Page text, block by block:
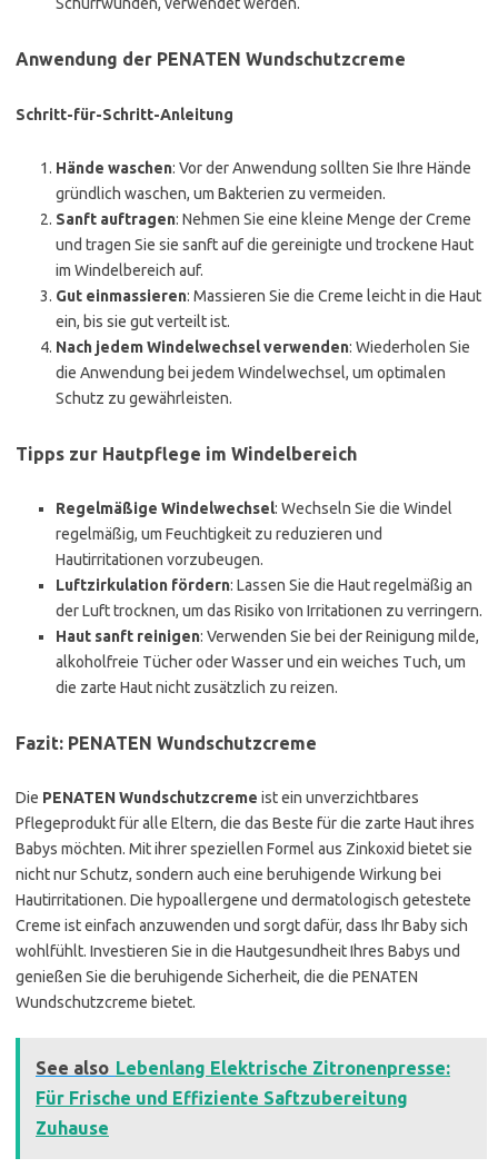
Anwendung der PENATEN Wundschutzcreme
Schritt-für-Schritt-Anleitung
Hände waschen: Vor der Anwendung sollten Sie Ihre Hände
gründlich waschen, um Bakterien zu vermeiden.
Sanft auftragen: Nehmen Sie eine kleine Menge der Creme
und tragen Sie sie sanft auf die gereinigte und trockene Haut
im Windelbereich auf.
Gut einmassieren: Massieren Sie die Creme leicht in die Haut
ein, bis sie gut verteilt ist.
Nach jedem Windelwechsel verwenden: Wiederholen Sie
die Anwendung bei jedem Windelwechsel, um optimalen
Schutz zu gewährleisten.
Tipps zur Hautpflege im Windelbereich
Regelmäßige Windelwechsel: Wechseln Sie die Windel
regelmäßig, um Feuchtigkeit zu reduzieren und
Hautirritationen vorzubeugen.
Luftzirkulation fördern: Lassen Sie die Haut regelmäßig an
der Luft trocknen, um das Risiko von Irritationen zu verringern.
Haut sanft reinigen: Verwenden Sie bei der Reinigung milde,
alkoholfreie Tücher oder Wasser und ein weiches Tuch, um
die zarte Haut nicht zusätzlich zu reizen.
Fazit: PENATEN Wundschutzcreme
Die PENATEN Wundschutzcreme ist ein unverzichtbares
Pflegeprodukt für alle Eltern, die das Beste für die zarte Haut ihres
Babys möchten. Mit ihrer speziellen Formel aus Zinkoxid bietet sie
nicht nur Schutz, sondern auch eine beruhigende Wirkung bei
Hautirritationen. Die hypoallergene und dermatologisch getestete
Creme ist einfach anzuwenden und sorgt dafür, dass Ihr Baby sich
wohlfühlt. Investieren Sie in die Hautgesundheit Ihres Babys und
genießen Sie die beruhigende Sicherheit, die die PENATEN
Wundschutzcreme bietet.
See also Lebenlang Elektrische Zitronenpresse:
Für Frische und Effiziente Saftzubereitung
Zuhause